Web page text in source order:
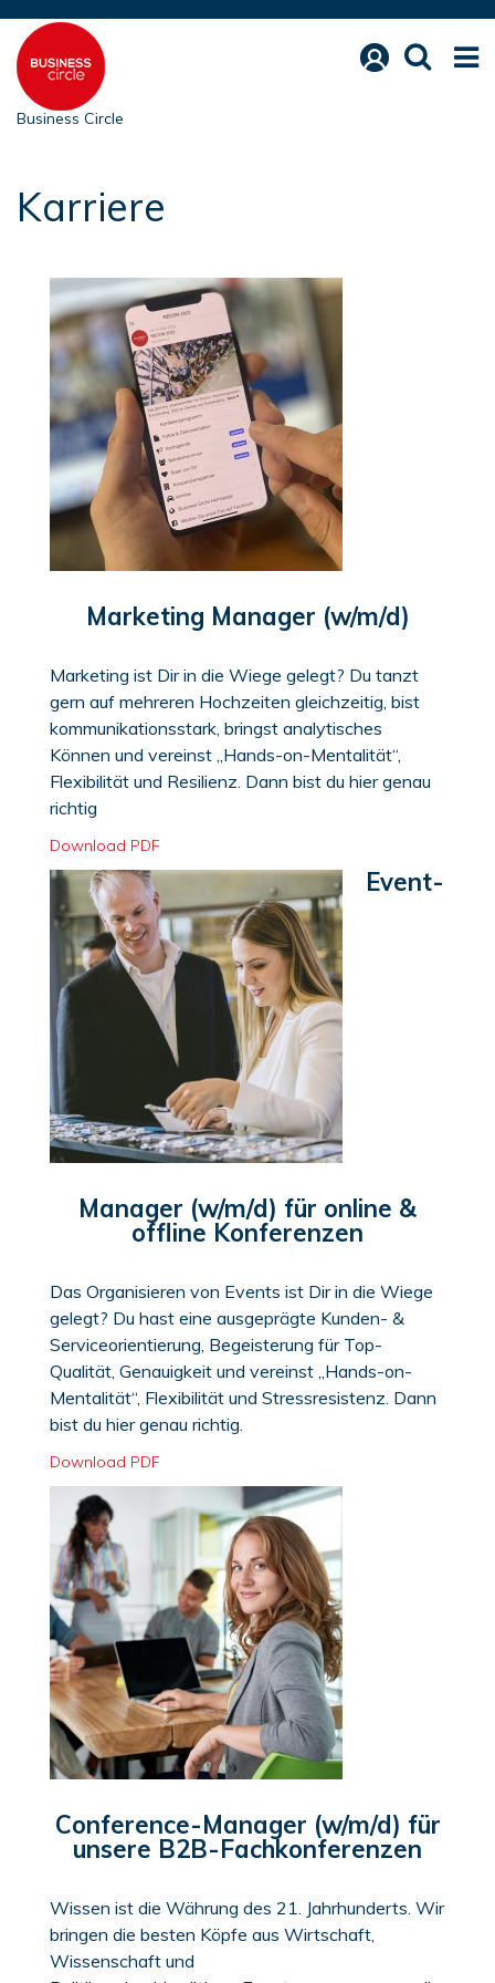
Business Circle
Karriere
Marketing Manager (w/m/d)
Marketing ist Dir in die Wiege gelegt? Du tanzt
gern auf mehreren Hochzeiten gleichzeitig, bist
kommunikationsstark, bringst analytisches
Können und vereinst „Hands-on-Mentalität“,
Flexibilität und Resilienz. Dann bist du hier genau
richtig
Download PDF
Event-
Manager (w/m/d) für online &
offline Konferenzen
Das Organisieren von Events ist Dir in die Wiege
gelegt? Du hast eine ausgeprägte Kunden- &
Serviceorientierung, Begeisterung für Top-
Qualität, Genauigkeit und vereinst „Hands-on-
Mentalität“, Flexibilität und Stressresistenz. Dann
bist du hier genau richtig.
Download PDF
Conference-Manager (w/m/d) für
unsere B2B-Fachkonferenzen
Wissen ist die Währung des 21. Jahrhunderts. Wir
bringen die besten Köpfe aus Wirtschaft,
Wissenschaft und